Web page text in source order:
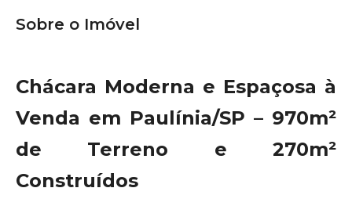
Sobre o Imóvel
Chácara Moderna e Espaçosa à
Venda em Paulínia/SP – 970m²
de Terreno e 270m²
Construídos